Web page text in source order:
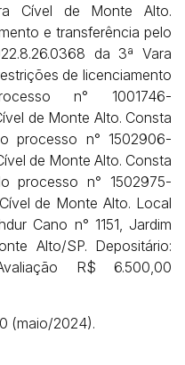
Cível de Monte Alto.
e transferência pelo
da 3ª Vara
de licenciamento
n° 1001746-
de Monte Alto. Consta
processo n° 1502906-
de Monte Alto. Consta
processo n° 1502975-
de Monte Alto. Local
Cano n° 1151, Jardim
Alto/SP. Depositário:
R$ 6.500,00
(maio/2024).